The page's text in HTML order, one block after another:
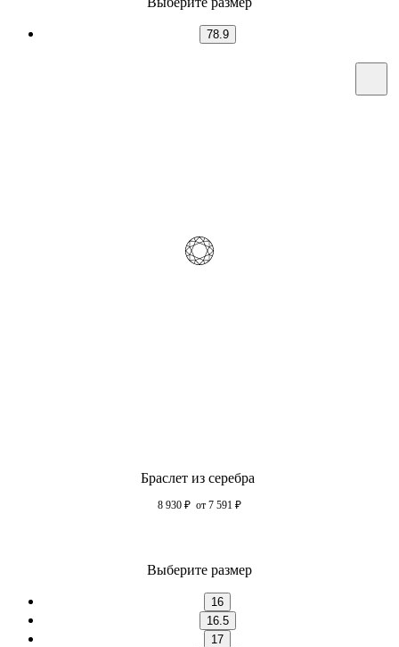
78.9
Браслет из серебра
8 930 ₽ от 7 591 ₽
Выберите размер
16
16.5
17